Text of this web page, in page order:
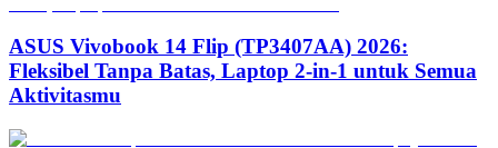
ASUS Vivobook 14 Flip (TP3407AA) 2026:
Fleksibel Tanpa Batas, Laptop 2-in-1 untuk Semua
Aktivitasmu